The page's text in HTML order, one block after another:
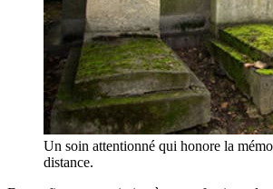
Un soin attentionné qui honore la
distance.